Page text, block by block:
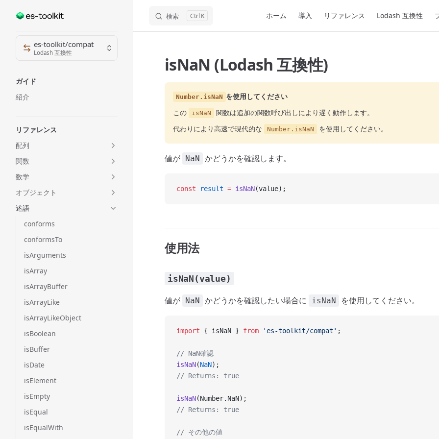
Skip to content 検索 K ホーム 導入 リファレンス Lodash 互換性
Sidebar Navigation
es-toolkit/compat
Lodash 互換性
ガイド
紹介
リファレンス
配列
関数
数学
オブジェクト
述語
conforms
conformsTo
isArguments
isArray
isArrayBuffer
isArrayLike
isArrayLikeObject
isBoolean
isBuffer
isDate
isElement
isEmpty
isEqual
isEqualWith
isNaN (Lodash 互換性)
Number.isNaN を使用してください
この
isNaN
関数は追加の関数呼び出しにより遅く動作します。
代わりにより高速で現代的な
Number.isNaN を使用してください。
値が NaN かどうかを確認します。
const result = isNaN(value);
使用法
isNaN(value)
値が NaN かどうかを確認したい場合に isNaN を使用してください。
import { isNaN } from 'es-toolkit/compat' ;
// NaN確認
isNaN(NaN);
// Returns: true
isNaN(Number.NaN);
// Returns: true
// その他の値